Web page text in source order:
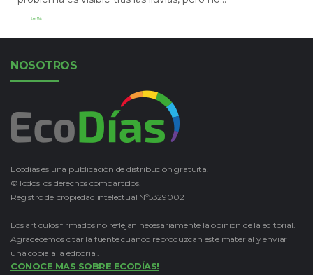
Leer Más
NOSOTROS
Ecodías es una publicación de distribución gratuita.
©Todos los derechos compartidos.
Registro de propiedad intelectual Nº5329002
Los artículos firmados no reflejan necesariamente la opinión de la editorial.
Agradecemos citar la fuente cuando reproduzcan este material y enviar
una copia a la editorial.
CONOCE MAS SOBRE ECODÍAS!